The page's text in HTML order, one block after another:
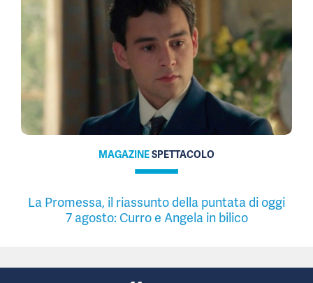
MAGAZINESPETTACOLO
La Promessa, il riassunto della puntata di oggi
7 agosto: Curro e Angela in bilico